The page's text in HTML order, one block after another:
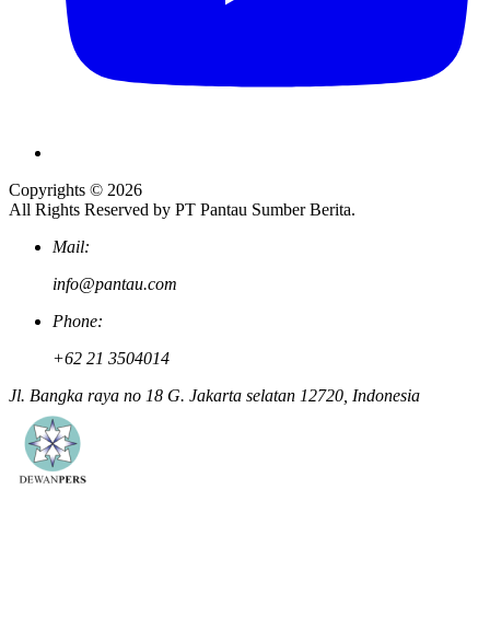
Copyrights © 2026
All Rights Reserved by PT Pantau Sumber Berita.
Mail:
info@pantau.com
Phone:
+62 21 3504014
Jl. Bangka raya no 18 G. Jakarta selatan 12720, Indonesia